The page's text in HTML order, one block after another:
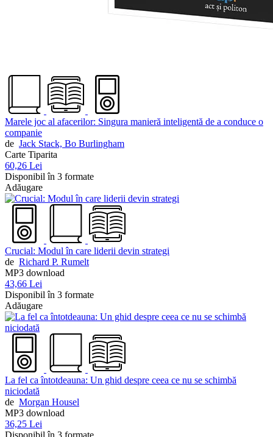
Marele joc al afacerilor: Singura manieră inteligentă de a conduce o
companie
de Jack Stack, Bo Burlingham
Carte Tiparita
60,26 Lei
Disponibil în 3 formate
Adăugare
Crucial: Modul în care liderii devin strategi
de Richard P. Rumelt
MP3 download
43,66 Lei
Disponibil în 3 formate
Adăugare
La fel ca întotdeauna: Un ghid despre ceea ce nu se schimbă
niciodată
de Morgan Housel
MP3 download
36,25 Lei
Disponibil în 3 formate